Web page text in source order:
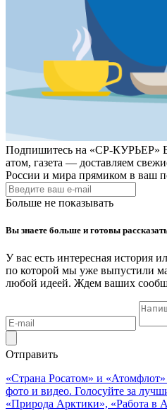
Подпишитесь на «СР-КУРЬЕР»
атом, газета — доставляем
России и мира прямиком в ваш
Больше не показывать
Вы знаете больше и готовы
У вас есть интересная история
по которой мы уже выпустили
любой идеей. Ждем ваших
Отправить
«Страна Росатом» и
фото и видео. Голосуйте за
«Природа Арктики», «Работа